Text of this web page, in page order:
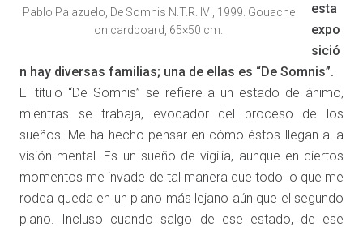
Pablo Palazuelo, De Somnis N.T.R. IV , 1999. Gouache
on cardboard, 65×50 cm.
esta
expo
sició
n hay diversas familias; una de ellas es “De Somnis”.
El título “De Somnis” se refiere a un estado de ánimo,
mientras se trabaja, evocador del proceso de los
sueños. Me ha hecho pensar en cómo éstos llegan a la
visión mental. Es un sueño de vigilia, aunque en ciertos
momentos me invade de tal manera que todo lo que me
rodea queda en un plano más lejano aún que el segundo
plano. Incluso cuando salgo de ese estado, de ese